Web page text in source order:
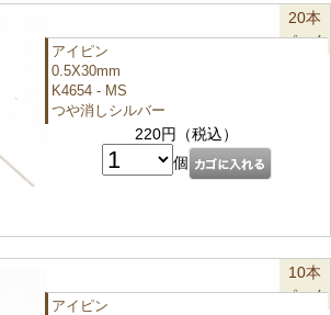
20本
パック
アイピン
0.5X30mm
K4654 - MS
つや消しシルバー
220円（税込）
個
10本
パック
アイピン